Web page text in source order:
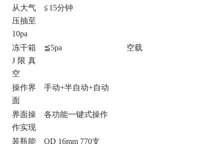
从大气
压抽至
10pa
≦15分钟
冻干箱
J限真
空
≦5pa 空载
操作界
面
手动+半自动+自动
界面操
作实现
各功能一键式操作
装瓶能
OD 16mm 770支